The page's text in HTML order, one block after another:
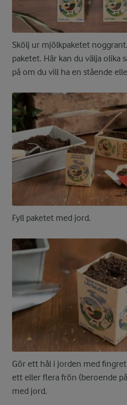
Skölj ur mjölkpaketet
paketet. Här kan du välja olika
på om du vill ha en stående
Fyll paketet med jord.
Gör ett hål i jorden med
ett eller flera frön (beroende
med jord.